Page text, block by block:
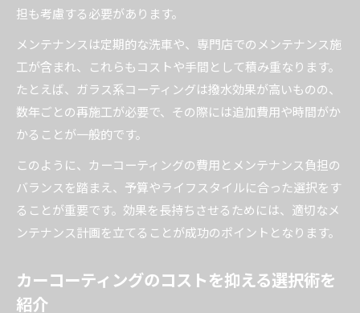
担も考慮する必要があります。
メンテナンスは定期的な洗車や、専門店でのメンテナンス施
工が含まれ、これらもコストや手間として積み重なります。
たとえば、ガラス系コーティングは撥水効果が高いものの、
数年ごとの再施工が必要で、その際には追加費用や時間がか
かることが一般的です。
このように、カーコーティングの費用とメンテナンス負担の
バランスを踏まえ、予算やライフスタイルに合った選択をす
ることが重要です。効果を長持ちさせるためには、適切なメ
ンテナンス計画を立てることが成功のポイントとなります。
カーコーティングのコストを抑える選択術を
紹介